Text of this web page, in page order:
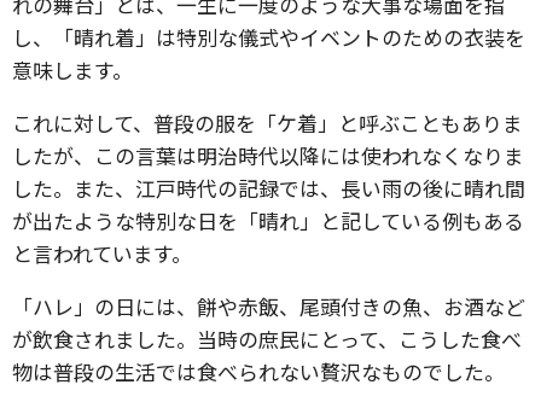
し、「晴れ着」は特別な儀式やイベントのための衣装を
意味します。
これに対して、普段の服を「ケ着」と呼ぶこともありま
したが、この言葉は明治時代以降には使われなくなりま
した。また、江戸時代の記録では、長い雨の後に晴れ間
が出たような特別な日を「晴れ」と記している例もある
と言われています。
「ハレ」の日には、餅や赤飯、尾頭付きの魚、お酒など
が飲食されました。当時の庶民にとって、こうした食べ
物は普段の生活では食べられない贅沢なものでした。